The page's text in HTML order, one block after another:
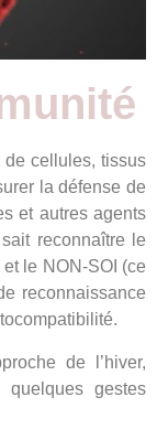
de cellules, tissus
la défense de
et autres agents
reconnaître le
le NON-SOI (ce
reconnaissance
de l’hiver,
quelques gestes